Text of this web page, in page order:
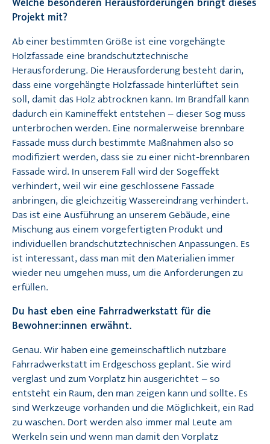
Welche besonderen Herausforderungen bringt dieses
Projekt mit?
Ab einer bestimmten Größe ist eine vorgehängte
Holzfassade eine brandschutztechnische
Herausforderung. Die Herausforderung besteht darin,
dass eine vorgehängte Holzfassade hinterlüftet sein
soll, damit das Holz abtrocknen kann. Im Brandfall kann
dadurch ein Kamineffekt entstehen – dieser Sog muss
unterbrochen werden. Eine normalerweise brennbare
Fassade muss durch bestimmte Maßnahmen also so
modifiziert werden, dass sie zu einer nicht-brennbaren
Fassade wird. In unserem Fall wird der Sogeffekt
verhindert, weil wir eine geschlossene Fassade
anbringen, die gleichzeitig Wassereindrang verhindert.
Das ist eine Ausführung an unserem Gebäude, eine
Mischung aus einem vorgefertigten Produkt und
individuellen brandschutztechnischen Anpassungen. Es
ist interessant, dass man mit den Materialien immer
wieder neu umgehen muss, um die Anforderungen zu
erfüllen.
Du hast eben eine Fahrradwerkstatt für die
Bewohner:innen erwähnt.
Genau. Wir haben eine gemeinschaftlich nutzbare
Fahrradwerkstatt im Erdgeschoss geplant. Sie wird
verglast und zum Vorplatz hin ausgerichtet – so
entsteht ein Raum, den man zeigen kann und sollte. Es
sind Werkzeuge vorhanden und die Möglichkeit, ein Rad
zu waschen. Dort werden also immer mal Leute am
Werkeln sein und wenn man damit den Vorplatz